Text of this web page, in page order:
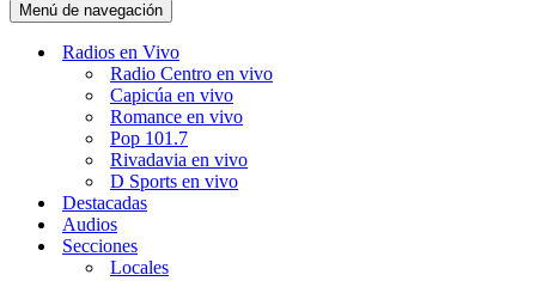
Menú de navegación
Radios en Vivo
Radio Centro en vivo
Capicúa en vivo
Romance en vivo
Pop 101.7
Rivadavia en vivo
D Sports en vivo
Destacadas
Audios
Secciones
Locales